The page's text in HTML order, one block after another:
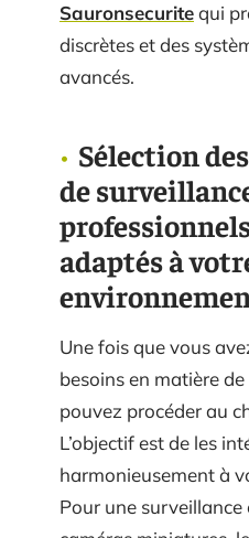
Sauronsecuritequi
discrètes et des
avancés.
Sélection
de
adaptés à
Une fois que vous
besoins en matière
pouvez procéder au
L’objectif est de les
harmonieusement à
Pour une surveillance